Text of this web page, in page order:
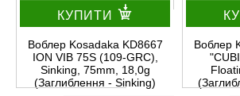
КУПИТИ
Воблер Kosadaka KD8667
ION VIB 75S (109-GRC),
Sinking, 75mm, 18,0g
(Заглиблення - Sinking)
Воблер